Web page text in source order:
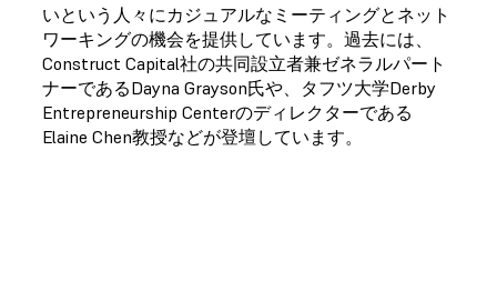
いという人々にカジュアルなミーティングとネット
ワーキングの機会を提供しています。過去には、
Construct Capital社の共同設立者兼ゼネラルパート
ナーであるDayna Grayson氏や、タフツ大学Derby
Entrepreneurship Centerのディレクターである
Elaine Chen教授などが登壇しています。